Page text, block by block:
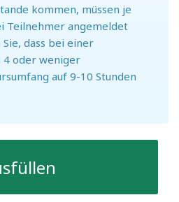
kommen, müssen je
Teilnehmer angemeldet
dass bei einer
4 oder weniger
auf 9-10 Stunden